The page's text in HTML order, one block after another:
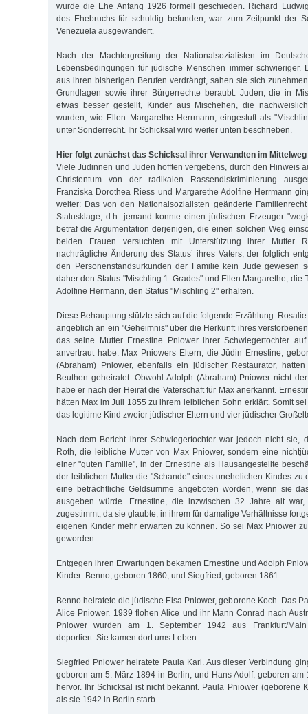
wurde die Ehe Anfang 1926 formell geschieden. Richard
des Ehebruchs für schuldig befunden, war zum Zeitpunkt der
Venezuela ausgewandert.
Nach der Machtergreifung der Nationalsozialisten im
Lebensbedingungen für jüdische Menschen immer schwieriger.
aus ihren bisherigen Berufen verdrängt, sahen sie sich
Grundlagen sowie ihrer Bürgerrechte beraubt. Juden, die in
etwas besser gestellt, Kinder aus Mischehen, die
wurden, wie Ellen Margarethe Herrmann, eingestuft als
unter Sonderrecht. Ihr Schicksal wird weiter unten beschrieben.
Hier folgt zunächst das Schicksal ihrer Verwandten im Mittelweg
Viele Jüdinnen und Juden hofften vergebens, durch den Hinweis
Christentum von der radikalen Rassendiskriminierung
Franziska Dorothea Riess und Margarethe Adolfine Herrmann
weiter: Das von den Nationalsozialisten geänderte
Statusklage, d.h. jemand konnte einen jüdischen Erzeuger
betraf die Argumentation derjenigen, die einen solchen Weg
beiden Frauen versuchten mit Unterstützung ihrer Mutter
nachträgliche Änderung des Status’ ihres Vaters, der folglich
den Personenstandsurkunden der Familie kein Jude gewesen
daher den Status "Mischling 1. Grades" und Ellen Margarethe, die
Adolfine Hermann, den Status "Mischling 2" erhalten.
Diese Behauptung stützte sich auf die folgende Erzählung:
angeblich an ein "Geheimnis" über die Herkunft ihres
das seine Mutter Ernestine Pniower ihrer Schwiegertochter
anvertraut habe. Max Pniowers Eltern, die Jüdin Ernestine,
(Abraham) Pniower, ebenfalls ein jüdischer Restaurator,
Beuthen geheiratet. Obwohl Adolph (Abraham) Pniower nicht
habe er nach der Heirat die Vaterschaft für Max anerkannt.
hätten Max im Juli 1855 zu ihrem leiblichen Sohn erklärt. Somit
das legitime Kind zweier jüdischer Eltern und vier jüdischer
Nach dem Bericht ihrer Schwiegertochter war jedoch nicht sie,
Roth, die leibliche Mutter von Max Pniower, sondern eine
einer "guten Familie", in der Ernestine als Hausangestellte
der leiblichen Mutter die "Schande" eines unehelichen Kindes zu
eine beträchtliche Geldsumme angeboten worden, wenn sie
ausgeben würde. Ernestine, die inzwischen 32 Jahre alt war,
zugestimmt, da sie glaubte, in ihrem für damalige Verhältnisse
eigenen Kinder mehr erwarten zu können. So sei Max Pniower
geworden.
Entgegen ihren Erwartungen bekamen Ernestine und Adolph
Kinder: Benno, geboren 1860, und Siegfried, geboren 1861.
Benno heiratete die jüdische Elsa Pniower, geborene Koch. Das
Alice Pniower. 1939 flohen Alice und ihr Mann Conrad nach
Pniower wurden am 1. September 1942 aus Frankfurt/
deportiert. Sie kamen dort ums Leben.
Siegfried Pniower heiratete Paula Karl. Aus dieser Verbindung
geboren am 5. März 1894 in Berlin, und Hans Adolf, geboren
hervor. Ihr Schicksal ist nicht bekannt. Paula Pniower (geborene
als sie 1942 in Berlin starb.